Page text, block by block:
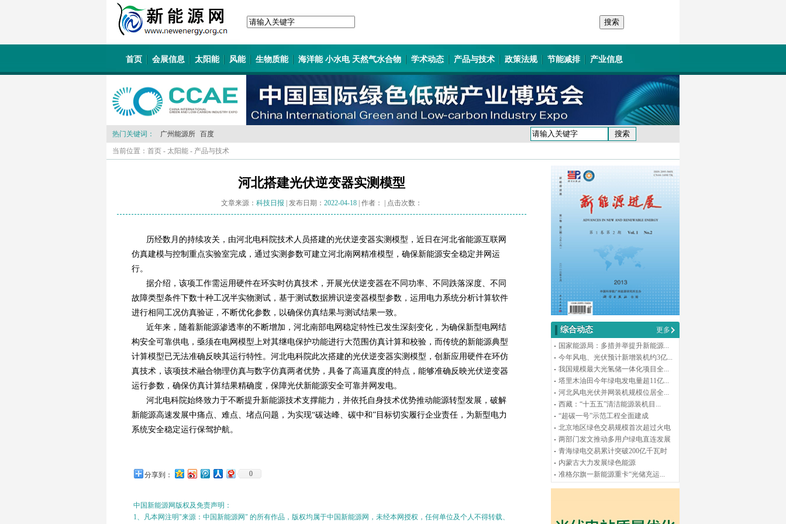
首页 会展信息 太阳能 风能 生物质能 海洋能 小水电 天然气水合物 学术动态 产品与技术 政策法规 节能减排 产业信息
热门关键词： 广州能源所 百度
当前位置： 首页 - 太阳能 - 产品与技术
河北搭建光伏逆变器实测模型
文章来源： 科技日报 | 发布日期： 2022-04-18 | 作者： | 点击次数：
历经数月的持续攻关，由河北电科院技术人员搭建的光伏逆变器实测模型，近日在河北省能源互联网
仿真建模与控制重点实验室完成，通过实测参数可建立河北南网精准模型，确保新能源安全稳定并网运
行。
据介绍，该项工作需运用硬件在环实时仿真技术，开展光伏逆变器在不同功率、不同跌落深度、不同
故障类型条件下数十种工况半实物测试，基于测试数据辨识逆变器模型参数，运用电力系统分析计算软件
进行相同工况仿真验证，不断优化参数，以确保仿真结果与测试结果一致。
近年来，随着新能源渗透率的不断增加，河北南部电网稳定特性已发生深刻变化，为确保新型电网结
构安全可靠供电，亟须在电网模型上对其继电保护功能进行大范围仿真计算和校验，而传统的新能源典型
计算模型已无法准确反映其运行特性。河北电科院此次搭建的光伏逆变器实测模型，创新应用硬件在环仿
真技术，该项技术融合物理仿真与数字仿真两者优势，具备了高逼真度的特点，能够准确反映光伏逆变器
运行参数，确保仿真计算结果精确度，保障光伏新能源安全可靠并网发电。
河北电科院始终致力于不断提升新能源技术支撑能力，并依托自身技术优势推动能源转型发展，破解
新能源高速发展中痛点、难点、堵点问题，为实现“碳达峰、碳中和”目标切实履行企业责任，为新型电力
系统安全稳定运行保驾护航。
分享到： 0
中国新能源网版权及免责声明：
1、凡本网注明"来源：中国新能源网" 的所有作品，版权均属于中国新能源网，未经本网授权，任何单位及个人不得转载、
综合动态
更多
国家能源局：多措并举提升新能源...
今年风电、光伏预计新增装机约3亿...
我国规模最大光氢储一体化项目全...
塔里木油田今年绿电发电量超11亿...
河北风电光伏并网装机规模位居全...
西藏：“十五五”清洁能源装机目...
“超碳一号”示范工程全面建成
北京地区绿色交易规模首次超过火电
两部门发文推动多用户绿电直连发展
青海绿电交易累计突破200亿千瓦时
内蒙古大力发展绿色能源
准格尔旗一新能源重卡“光储充运...